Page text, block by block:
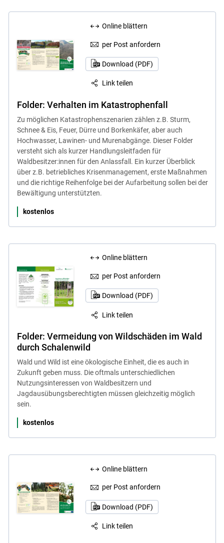
Online blättern
per Post anfordern
Download (PDF)
Link teilen
Folder: Verhalten im Katastrophenfall
Zu möglichen Katastrophenszenarien zählen z.B. Sturm,
Schnee & Eis, Feuer, Dürre und Borkenkäfer, aber auch
Hochwasser, Lawinen- und Murenabgänge. Dieser Folder
versteht sich als kurzer Handlungsleitfaden für
Waldbesitzer:innen für den Anlassfall. Ein kurzer Überblick
über z.B. betriebliches Krisenmanagement, erste Maßnahmen
und die richtige Reihenfolge bei der Aufarbeitung sollen bei der
Bewältigung unterstützten.
kostenlos
Online blättern
per Post anfordern
Download (PDF)
Link teilen
Folder: Vermeidung von Wildschäden im Wald
durch Schalenwild
Wald und Wild ist eine ökologische Einheit, die es auch in
Zukunft geben muss. Die oftmals unterschiedlichen
Nutzungsinteressen von Waldbesitzern und
Jagdausübungsberechtigten müssen gleichzeitig möglich
sein.
kostenlos
Online blättern
per Post anfordern
Download (PDF)
Link teilen